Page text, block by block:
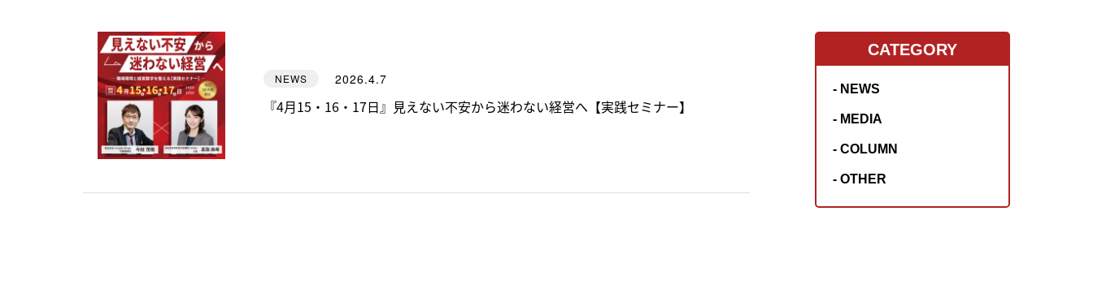
NEWS 2026.4.7
『4月15・16・17日』見えない不安から迷わない経営へ【実践セミナー】
CATEGORY
- NEWS
- MEDIA
- COLUMN
- OTHER